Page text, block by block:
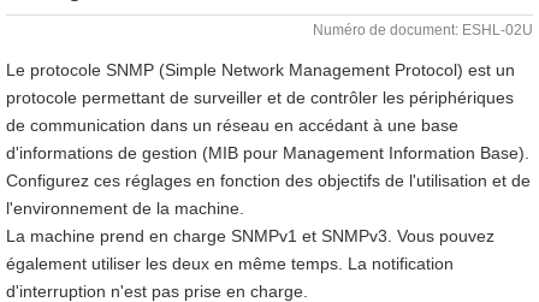
Numéro de document: ESHL-02U
Le protocole SNMP (Simple Network Management Protocol) est un
protocole permettant de surveiller et de contrôler les périphériques
de communication dans un réseau en accédant à une base
d'informations de gestion (MIB pour Management Information Base).
Configurez ces réglages en fonction des objectifs de l'utilisation et de
l'environnement de la machine.
La machine prend en charge SNMPv1 et SNMPv3. Vous pouvez
également utiliser les deux en même temps. La notification
d'interruption n'est pas prise en charge.